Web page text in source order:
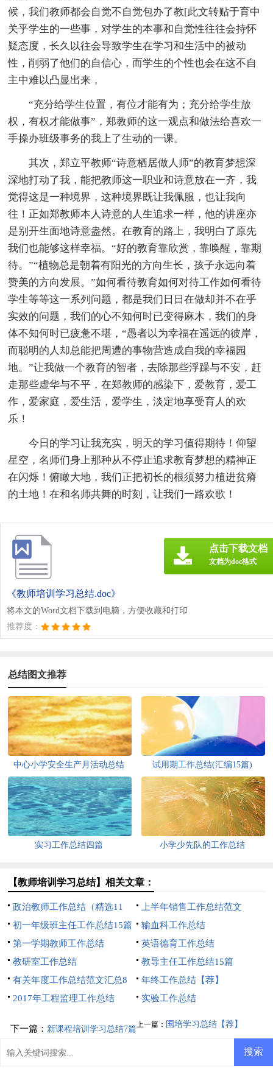
候，我们教师都会自觉不自觉包办了教[此文转贴于育中
关乎学生的一些事，对学生的本事和自觉性往往会持怀
疑态度，长久以往会导致学生在学习和生活中的被动
性，削弱了他们的自信心，而学生的个性也会在这不自
主中难以凸显出来，
“充分给学生位置，有位才能有为；充分给学生放
权，有权才能做事”，郑教师的这一观点和做法给喜欢一
手操办班级事务的我上了生动的一课。
其次，郑立平教师“诗意栖居做人师”的教育梦想深
深地打动了我，能把教师这一职业和诗意放在一齐，我
觉得这是一种境界，这种境界既让我佩服，也让我向
往！正如郑教师本人诗意的人生追求一样，他的讲座亦
是别开生面地诗意盎然。在教育的路上，我明白了原先
我们也能够这样幸福。“好的教育靠欣赏，靠唤醒，靠期
待。”“植物总是朝着有阳光的方向生长，孩子永远向着
赞美的方向发展。”如何看待教育如何对待工作如何看待
学生等等这一系列问题，都是我们日日在做却并不在乎
实效的问题，我们的心不知何时已变得麻木，我们的身
体不知何时已疲惫不堪，“愚者以为幸福在遥远的彼岸，
而聪明的人却总能把周遭的事物营造成自我的幸福园
地。”让我做一个教育的智者，去除那些浮躁与不安，赶
走那些虚华与不平，在郑教师的感染下，爱教育，爱工
作，爱家庭，爱生活，爱学生，淡定地享受育人的欢
乐！
今日的学习让我充实，明天的学习值得期待！仰望
星空，名师们身上那种从不停止追求教育梦想的精神正
在闪烁！俯瞰大地，我们正把初长的根须努力植进贫瘠
的土地！在和名师共舞的时刻，让我们一路欢歌！
《教师培训学习总结.doc》
将本文的Word文档下载到电脑，方便收藏和打印
推荐度：
点击下载文档
文档为doc格式
总结图文推荐
中心小学安全生产月活动总结 试用期工作总结(汇编15篇)
实习工作总结四篇 小学少先队的工作总结
【教师培训学习总结】相关文章：
政治教师工作总结（精选11
篇）
上半年销售工作总结范文
初一年级班主任工作总结15篇
输血科工作总结
第一学期教师工作总结
英语德育工作总结
教研室工作总结
教导主任工作总结15篇
有关年度工作总结范文汇总8
篇
年终工作总结【荐】
2017年工程监理工作总结
实验工作总结
上一篇： 国培学习总结【荐】
下一篇： 新课程培训学习总结7篇